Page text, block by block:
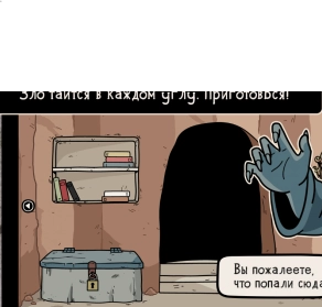
обстановка, предметы и даже
локации приходится
за руку, а предлагает
к разгадке.